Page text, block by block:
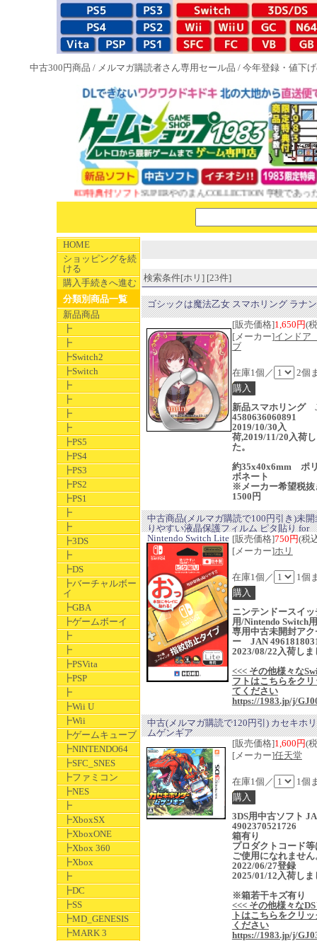
中古300円商品 / メルマガ購読者さん専用セール品 / 今年登録・値下
NEW 1983特典付ソフトSUPERやのまんCOLLECTION 学校であった怖い
HOME
ショッピングを続
ける
購入手続きへ進む
分類別商品一覧
新品商品
┣
┣
┣Switch2
┣Switch
┣
┣
┣
┣
┣PS5
┣PS4
┣PS3
┣PS2
┣PS1
┣
┣
┣3DS
┣
┣DS
┣バーチャルボー
イ
┣GBA
┣ゲームボーイ
┣
┣
┣PSVita
┣PSP
┣
┣Wii U
┣Wii
┣ゲームキューブ
┣NINTENDO64
┣SFC_SNES
┣ファミコン
┣NES
┣
┣XboxSX
┣XboxONE
┣Xbox 360
┣Xbox
┣
┣DC
┣SS
┣MD_GENESIS
┣MARK 3
検索条件[ホリ] [23件]
ゴシックは魔法乙女 スマホリング ラナン
[販売価格]1,650円(
[メーカー]インド
ブ
在庫1個／ 2個
新品スマホリング
4580636060891
2019/10/30入
荷,2019/11/20入荷
た。
約35x40x6mm ポ
ボネート
※メーカー希望税抜
1500円
中古商品(メルマガ購読で100円引き)未開
りやすい液晶保護フィルム ピタ貼り for
Nintendo Switch Lite [販売価格]750円(税
[メーカー]ホリ
在庫1個／ 1個
ニンテンドースイッ
用/Nintendo Switch
専用中古未開封アク
ー JAN
2023/08/22入荷しま
<<< その他様々な
フトはこちらをク
てください
https://1983.jp/j/
中古(メルマガ購読で120円引) カセキホ
ムゲンギア
[販売価格]1,600円(
[メーカー]任天堂
在庫1個／ 1個
3DS用中古ソフト
4902370521726
箱有り
プロダクトコード
ご使用になれません
2022/06/27登録
2025/01/12入荷しま
※箱若干キズ有り
<<< その他様々な
トはこちらをクリ
ください
https://1983.jp/j/